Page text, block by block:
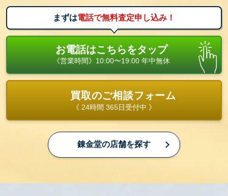
まずは電話で無料査定申し込み！
お電話はこちらをタップ
《営業時間》10:00〜19:00 年中無休
買取のご相談フォーム
《 24時間 365日受付中 》
錬金堂の店舗を探す